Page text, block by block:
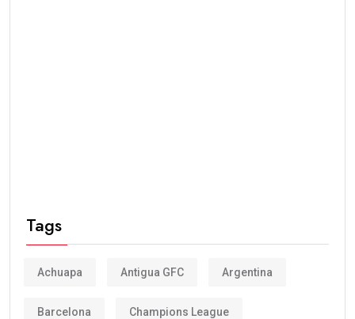
Tags
Achuapa Antigua GFC Argentina
Barcelona Champions League